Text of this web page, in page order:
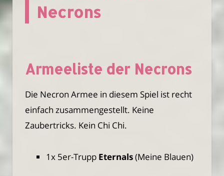
Necrons
Armeeliste der Necrons
Die Necron Armee in diesem Spiel ist recht
einfach zusammengestellt. Keine
Zaubertricks. Kein Chi Chi.
1x 5er-Trupp Eternals(Meine Blauen)